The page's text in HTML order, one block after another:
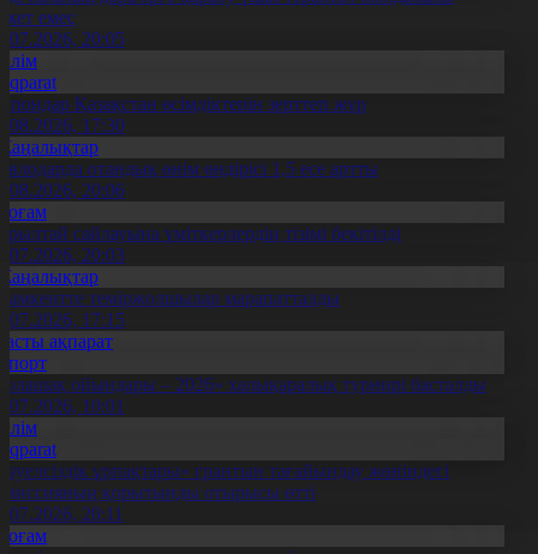
емес
20:05
Қазақстан өсімдіктерін зерттеп жүр
17:30
отандық өнім өндірісі 1,5 есе артты
20:06
сайлауына үміткерлердің тізімі бекітілді
20:03
теміржолшылар марапатталды
17:15
ақпарат
ойындары – 2026» халықаралық турнирі басталды
10:01
ұрпақтары» грантын тағайындау жөніндегі
қорытынды отырысы өтті
20:11